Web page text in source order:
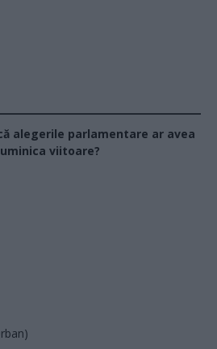
alegerile parlamentare ar avea
viitoare?